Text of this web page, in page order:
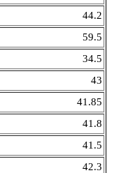
44.2
59.5
34.5
43
41.85
41.8
41.5
42.3